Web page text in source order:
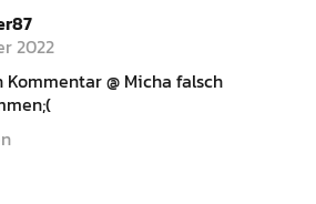
2022
Kommentar @ Micha falsch